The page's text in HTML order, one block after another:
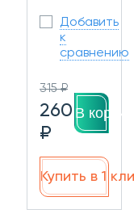
Добавить
к
сравнению
315 ₽
260
₽
В
Купить в 1